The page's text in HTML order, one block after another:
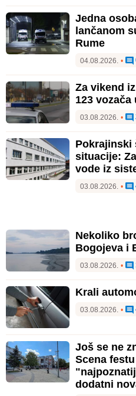
Jedna
lančanom
Rume
04.08.2026. •
Za vikend
123
03.08.2026. •
Pokrajinski
situacije:
vode iz
03.08.2026. •
Nekoliko
Bogojeva i
03.08.2026. •
Krali
03.08.2026. •
Još se ne
Scena
dodatni